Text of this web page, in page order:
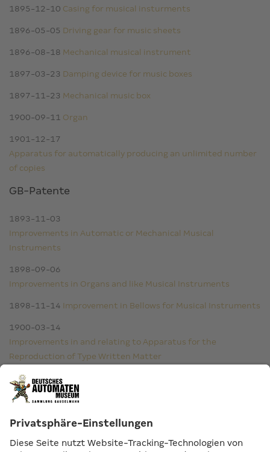
1895-12-10 Casing for musical insturments
1896-05-05 Driving gear for music sheets
1896-08-18 Mechanical musical instrument
1897-03-23 Damping device for music boxes
1897-11-23 Mechanical music box
1900-09-11 Organ
1901-12-17
Apparatus for automatically producing an unlimited number
of copies
GB-Patente
1893-11-03
Improvements in Automatic or Mechanical Musical
Instruments
1898-09-06
Improvements in Organs and like Musical Instruments
1898-11-14 Improvement in Bellows for Musical Instruments
1900-03-14
Improvements in and relating to Apparatus for the
Reproduction of Type Written Matter
1900-07-16
Improvements in or appertaining to Automatic Key Board